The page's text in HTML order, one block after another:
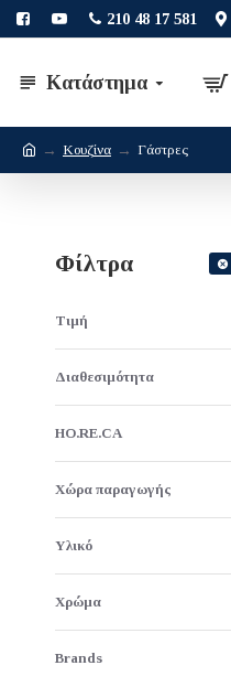
210 48 17 581
Κατάστημα
Κουζίνα Γάστρες
Φίλτρα
Τιμή
Brands
HO.RE.CA
Χώρα παραγωγής
Υλικό
Χρώμα
Διαθεσιμότητα